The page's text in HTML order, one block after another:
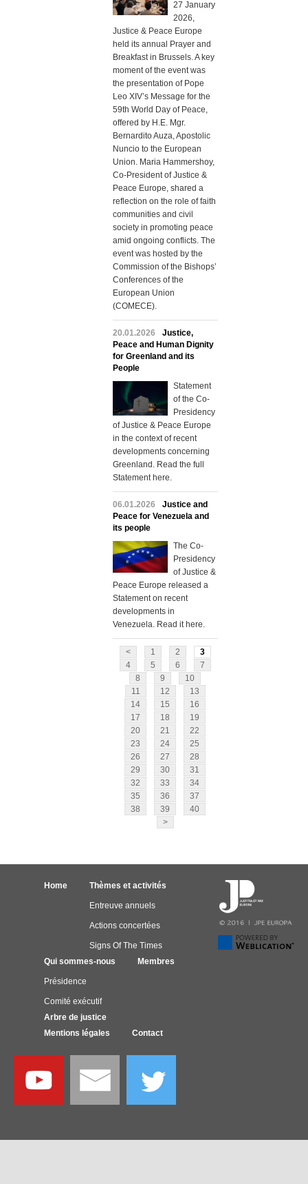
27 January
2026,
Justice & Peace Europe
held its annual Prayer and
Breakfast in Brussels. A key
moment of the event was
the presentation of Pope
Leo XIV’s Message for the
59th World Day of Peace,
offered by H.E. Mgr.
Bernardito Auza, Apostolic
Nuncio to the European
Union. Maria Hammershoy,
Co-President of Justice &
Peace Europe, shared a
reflection on the role of faith
communities and civil
society in promoting peace
amid ongoing conflicts. The
event was hosted by the
Commission of the Bishops’
Conferences of the
European Union
(COMECE).
20.01.2026
Justice,
Peace and Human Dignity
for Greenland and its
People
Statement
of the Co-
Presidency
of Justice & Peace Europe
in the context of recent
developments concerning
Greenland. Read the full
Statement here.
06.01.2026
Justice and
Peace for Venezuela and
its people
The Co-
Presidency
of Justice &
Peace Europe released a
Statement on recent
developments in
Venezuela. Read it here.
< 1 2
3
4
5 6
7
8
9
10
11
12
13
14
15
16
17
18
19
20
21
22
23
24
25
26
27
28
29
30
31
32
33
34
35
36
37
38
39
40
>
Home Thèmes et activités
Entreuve annuels
Actions concertées
Signs Of The Times
Qui sommes-nous
Présidence
Comité exécutif
Membres
Arbre de justice
Mentions légales
Contact